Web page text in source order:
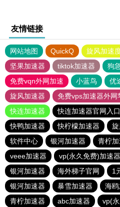
友情链接
网站地图 QuickQ 旋风加速
坚果加速器
tiktok加速器
狗
免费vqn外网加速
小蓝鸟 优
旋风加速器
免费vps加速器外网
快连加速器
快连加速器官网入口
快鸭加速器
快柠檬加速器
软件中心
银河加速器 青柠
veee加速器
vp(永久免费)加速器
银河加速器
海外梯子官网 1
银河加速器
暴雪加速器 海
青柠加速器
abc加速器 vp(